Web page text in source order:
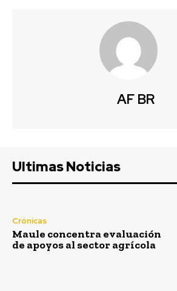
AF BR
Ultimas Noticias
Crónicas
Maule concentra evaluación
de apoyos al sector agrícola